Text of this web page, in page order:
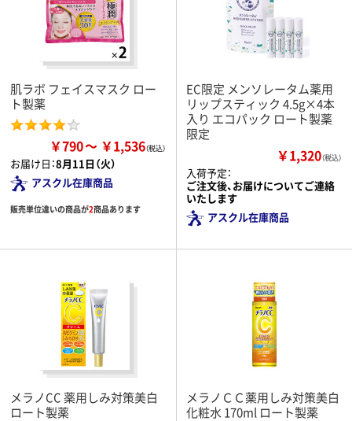
肌ラボ フェイスマスク ロー
ト製薬
￥790 ￥1,536
お届け日：8月11日（火）
アスクル在庫商品
販売単位違いの商品が2商品あります
EC限定 メンソレータム薬用
リップスティック 4.5g×4本
入り エコパック ロート製薬
限定
￥1,320（税込）
入荷予定：
ご注文後、お届けについてご連絡
いたします
アスクル在庫商品
メラノCC 薬用しみ対策美白
ロート製薬
メラノＣＣ薬用しみ対策美白
化粧水 170ml ロート製薬